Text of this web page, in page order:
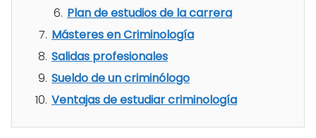
Plan de estudios de la carrera
Másteres en Criminología
Salidas profesionales
Sueldo de un criminólogo
Ventajas de estudiar criminología